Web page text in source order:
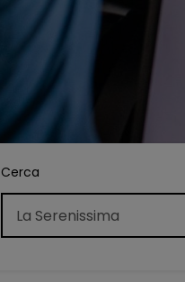
Cerca